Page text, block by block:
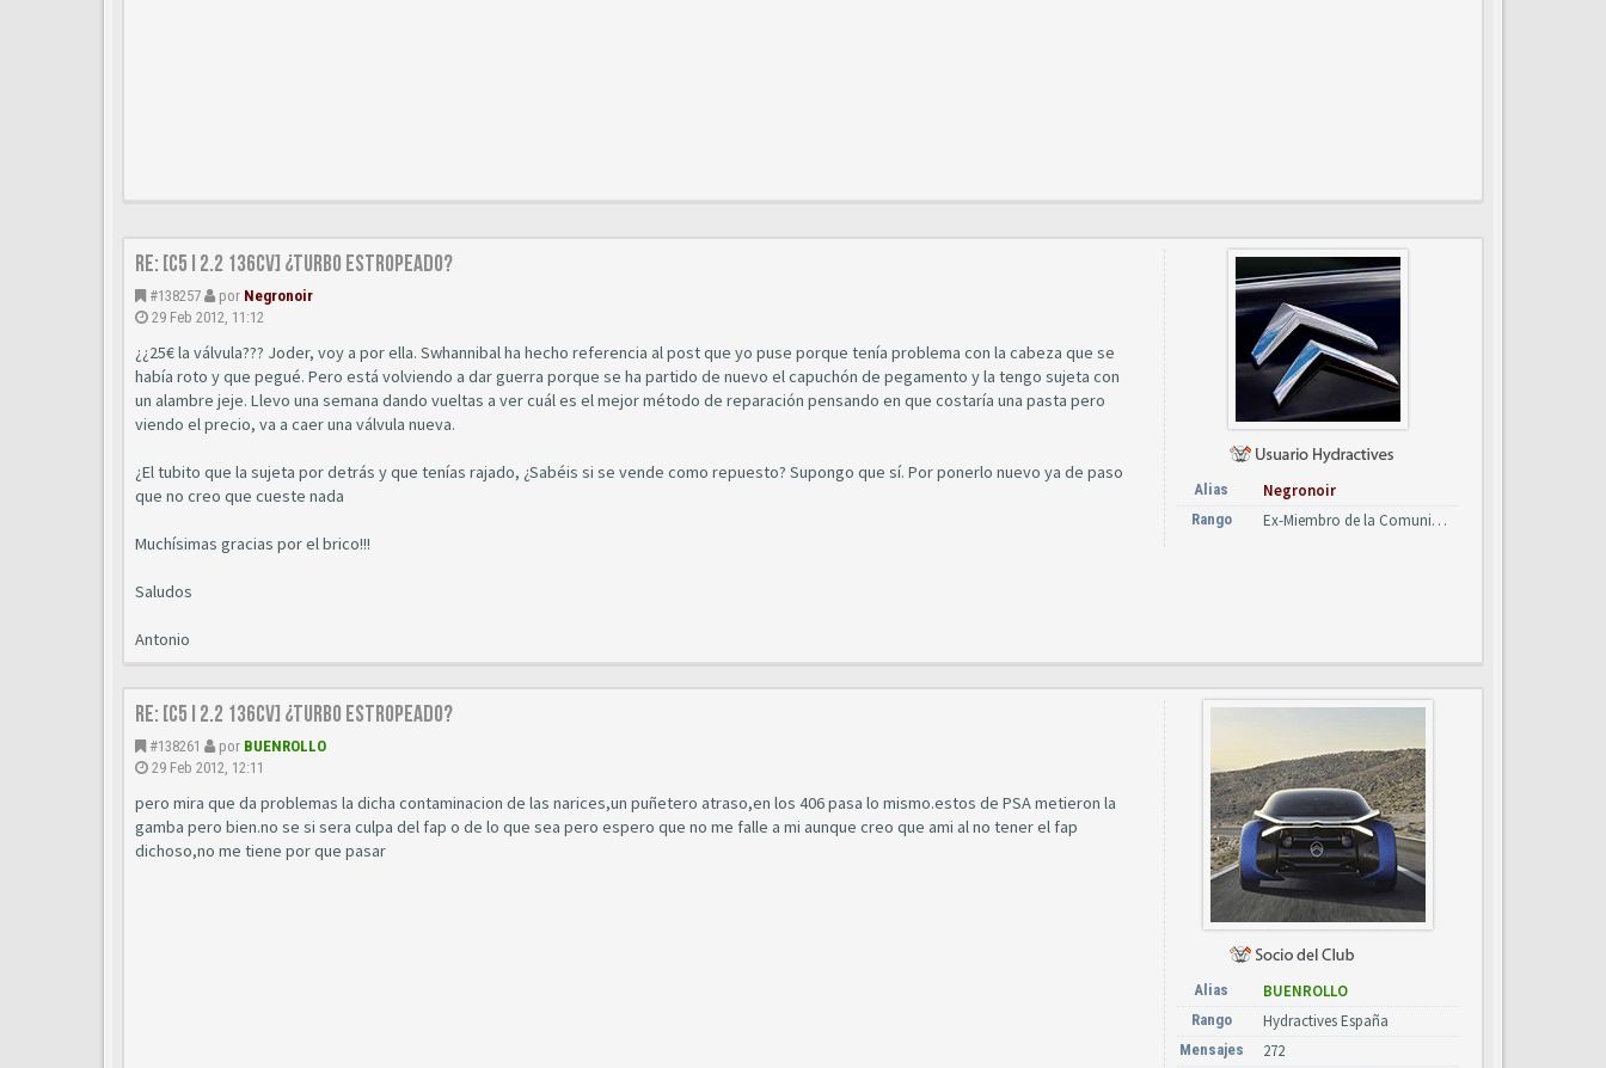
Re: [C5 I 2.2 136cv] ¿turbo estropeado?
#138257 por Negronoir
29 Feb 2012, 11:12
¿¿25€ la válvula??? Joder, voy a por ella. Swhannibal ha hecho referencia al post que yo puse porque tenía problema con la cabeza que se
había roto y que pegué. Pero está volviendo a dar guerra porque se ha partido de nuevo el capuchón de pegamento y la tengo sujeta con
un alambre jeje. Llevo una semana dando vueltas a ver cuál es el mejor método de reparación pensando en que costaría una pasta pero
viendo el precio, va a caer una válvula nueva.
¿El tubito que la sujeta por detrás y que tenías rajado, ¿Sabéis si se vende como repuesto? Supongo que sí. Por ponerlo nuevo ya de paso
que no creo que cueste nada
Muchísimas gracias por el brico!!!
Saludos
Antonio
Alias Negronoir
Rango Ex-Miembro de la Comunidad
Re: [C5 I 2.2 136cv] ¿turbo estropeado?
#138261 por BUENROLLO
29 Feb 2012, 12:11
pero mira que da problemas la dicha contaminacion de las narices,un puñetero atraso,en los 406 pasa lo mismo.estos de PSA metieron la
gamba pero bien.no se si sera culpa del fap o de lo que sea pero espero que no me falle a mi aunque creo que ami al no tener el fap
dichoso,no me tiene por que pasar
Alias BUENROLLO
Rango Hydractives España
Mensajes 272